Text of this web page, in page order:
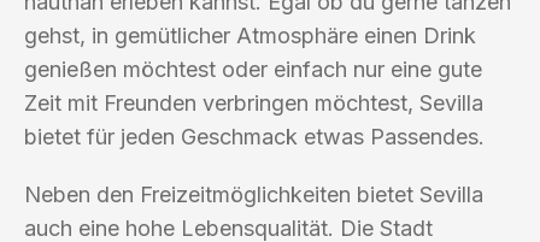
gehst, in gemütlicher Atmosphäre einen Drink
genießen möchtest oder einfach nur eine gute
Zeit mit Freunden verbringen möchtest, Sevilla
bietet für jeden Geschmack etwas Passendes.
Neben den Freizeitmöglichkeiten bietet Sevilla
auch eine hohe Lebensqualität. Die Stadt